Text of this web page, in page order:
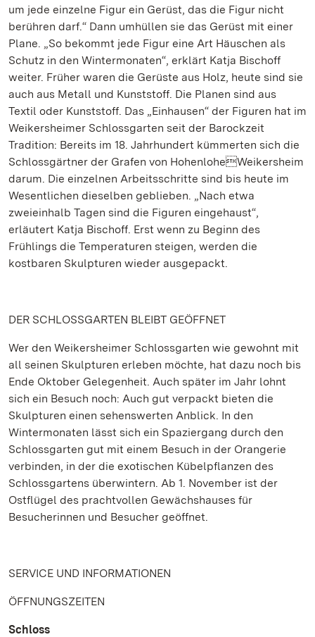
um jede einzelne Figur ein Gerüst, das die Figur nicht
berühren darf.“ Dann umhüllen sie das Gerüst mit einer
Plane. „So bekommt jede Figur eine Art Häuschen als
Schutz in den Wintermonaten“, erklärt Katja Bischoff
weiter. Früher waren die Gerüste aus Holz, heute sind sie
auch aus Metall und Kunststoff. Die Planen sind aus
Textil oder Kunststoff. Das „Einhausen“ der Figuren hat im
Weikersheimer Schlossgarten seit der Barockzeit
Tradition: Bereits im 18. Jahrhundert kümmerten sich die
Schlossgärtner der Grafen von HohenloheWeikersheim
darum. Die einzelnen Arbeitsschritte sind bis heute im
Wesentlichen dieselben geblieben. „Nach etwa
zweieinhalb Tagen sind die Figuren eingehaust“,
erläutert Katja Bischoff. Erst wenn zu Beginn des
Frühlings die Temperaturen steigen, werden die
kostbaren Skulpturen wieder ausgepackt.
DER SCHLOSSGARTEN BLEIBT GEÖFFNET
Wer den Weikersheimer Schlossgarten wie gewohnt mit
all seinen Skulpturen erleben möchte, hat dazu noch bis
Ende Oktober Gelegenheit. Auch später im Jahr lohnt
sich ein Besuch noch: Auch gut verpackt bieten die
Skulpturen einen sehenswerten Anblick. In den
Wintermonaten lässt sich ein Spaziergang durch den
Schlossgarten gut mit einem Besuch in der Orangerie
verbinden, in der die exotischen Kübelpflanzen des
Schlossgartens überwintern. Ab 1. November ist der
Ostflügel des prachtvollen Gewächshauses für
Besucherinnen und Besucher geöffnet.
SERVICE UND INFORMATIONEN
ÖFFNUNGSZEITEN
Schloss